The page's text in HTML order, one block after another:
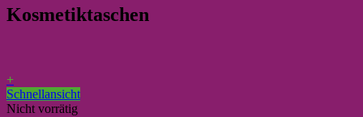
Kosmetiktaschen
+
Schnellansicht
Nicht vorrätig